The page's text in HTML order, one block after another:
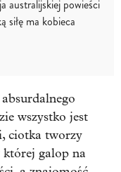
australijskiej powieści
siłę ma kobieca
wszystko jest
ciotka tworzy
której galop na